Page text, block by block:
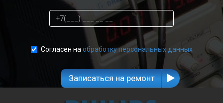
Согласен наобработку персональных данных
Записаться на ремонт